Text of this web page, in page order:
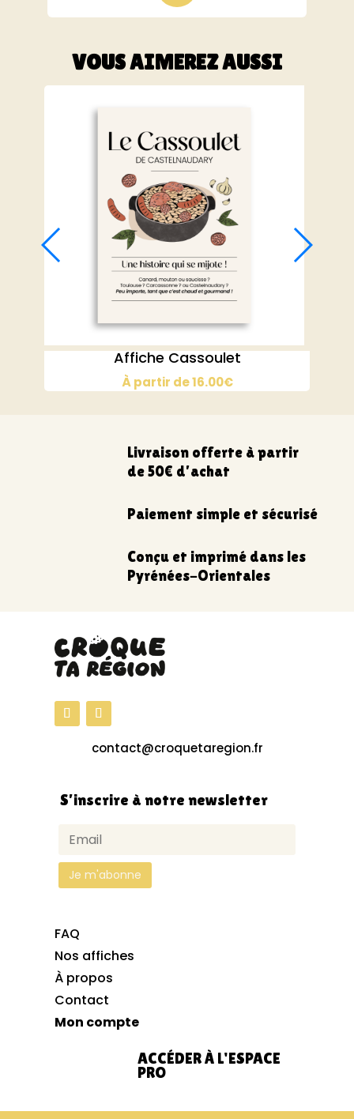
VOUS AIMEREZ AUSSI
Affiche Cassoulet
À partir de16.00€
Livraison offerte à partir
de 50€ d’achat
Paiement simple et sécurisé
Conçu et imprimé dans les
Pyrénées-Orientales
contact@croquetaregion.fr
S’inscrire à notre newsletter
FAQ
Nos affiches
À propos
Contact
Mon compte
ACCÉDER À L'ESPACE
PRO